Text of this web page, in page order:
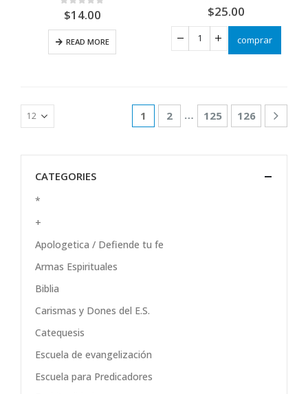
out of 5
$14.00
READ MORE
out of 5
$25.00
comprar
1 2 … 125 126
CATEGORIES
*
+
Apologetica / Defiende tu fe
Armas Espirituales
Biblia
Carismas y Dones del E.S.
Catequesis
Escuela de evangelización
Escuela para Predicadores